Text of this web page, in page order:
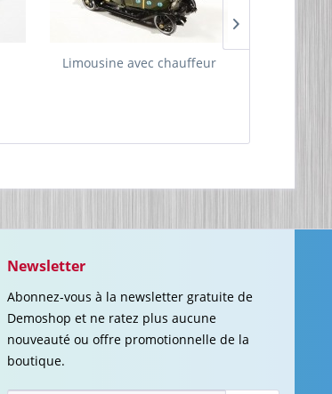
Limousine avec chauffeur
Newsletter
Abonnez-vous à la newsletter gratuite de
Demoshop et ne ratez plus aucune
nouveauté ou offre promotionnelle de la
boutique.